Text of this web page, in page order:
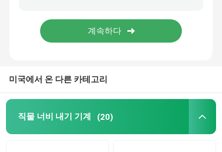
드라이어 기계를 완화시키세요
미국에서 온 다른 카테고리
직물 너비 내기 기계 (20)